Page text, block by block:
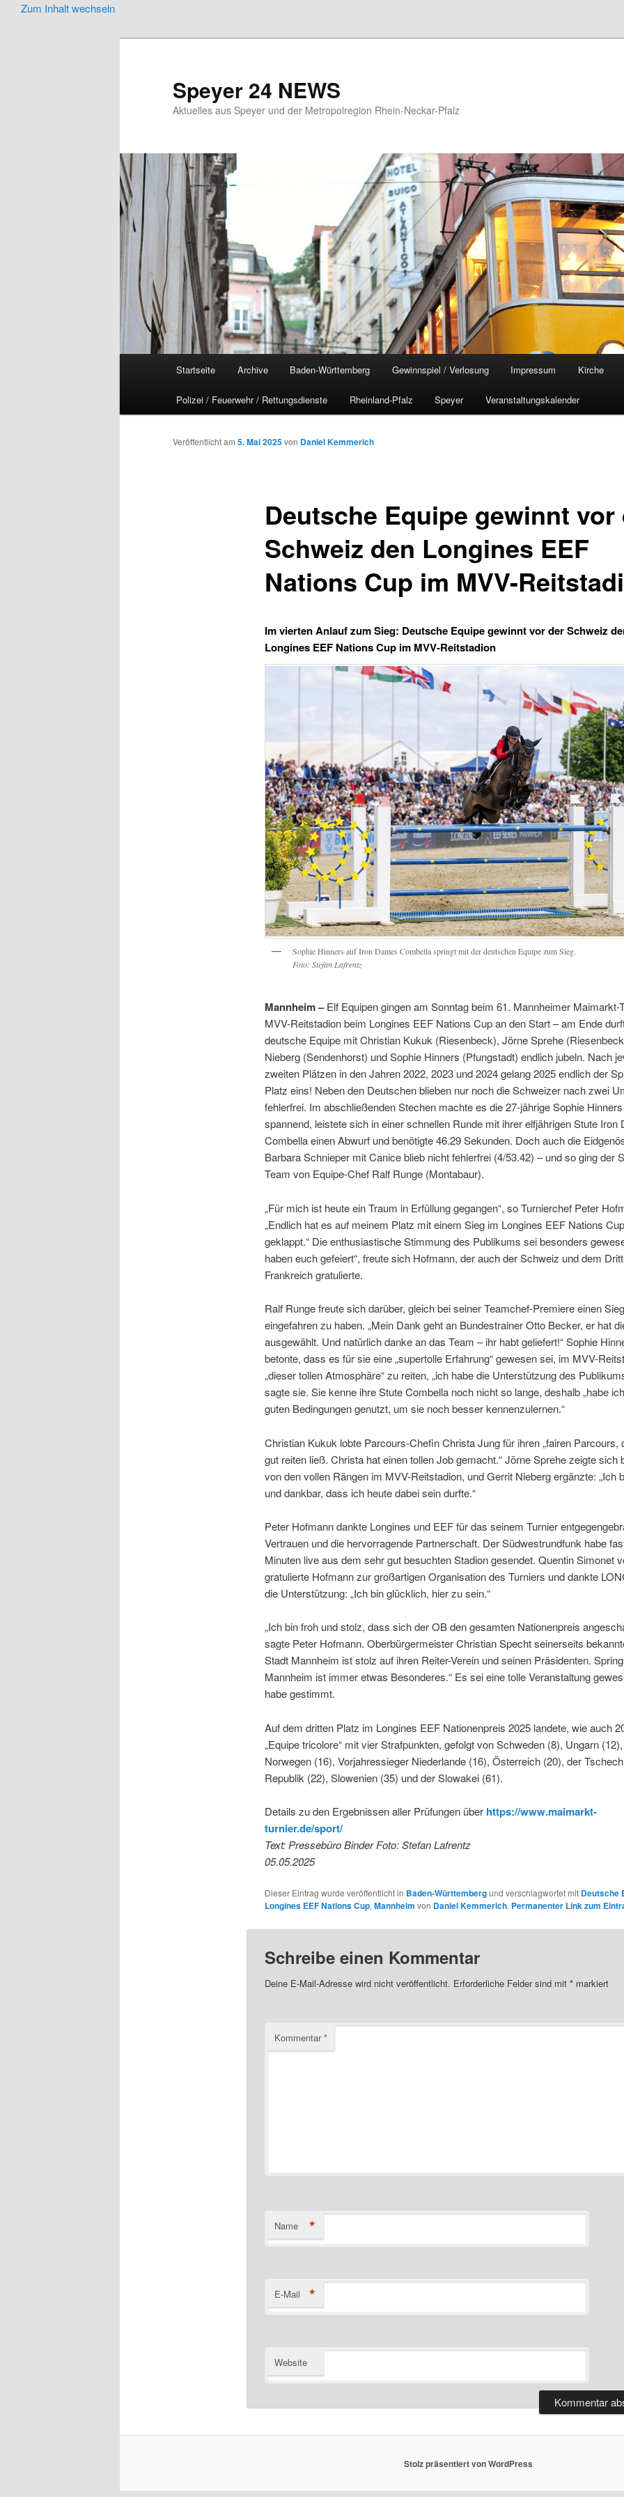
Zum Inhalt wechseln
Speyer 24 NEWS
Aktuelles aus Speyer und der Metropolregion Rhein-Neckar-Pfalz
Startseite Archive Baden-Württemberg Gewinnspiel / Verlosung Impressum Kirche
Polizei / Feuerwehr / Rettungsdienste Rheinland-Pfalz Speyer Veranstaltungskalender
Deutsche Equipe gewinnt vor
Schweiz den Longines EEF
Nations Cup im MVV-
Veröffentlicht am 5. Mai 2025von Daniel Kemmerich
Im vierten Anlauf zum Sieg: Deutsche Equipe gewinnt vor der Schweiz
Longines EEF Nations Cup im MVV-Reitstadion
Sophie Hinners auf Iron Dames Combella springt mit der deutschen Equipe zum Sieg.
Foto: Stefan Lafrentz
Mannheim –Elf Equipen gingen am Sonntag beim 61. Mannheimer Maimarkt-
MVV-Reitstadion beim Longines EEF Nations Cup an den Start – am Ende
deutsche Equipe mit Christian Kukuk (Riesenbeck), Jörne Sprehe
Nieberg (Sendenhorst) und Sophie Hinners (Pfungstadt) endlich jubeln. Nach
zweiten Plätzen in den Jahren 2022, 2023 und 2024 gelang 2025 endlich der
Platz eins! Neben den Deutschen blieben nur noch die Schweizer nach zwei
fehlerfrei. Im abschließenden Stechen machte es die 27-jährige Sophie Hinners
spannend, leistete sich in einer schnellen Runde mit ihrer elfjährigen Stute Iron
Combella einen Abwurf und benötigte 46.29 Sekunden. Doch auch die
Barbara Schnieper mit Canice blieb nicht fehlerfrei (4/53.42) – und so ging der
Team von Equipe-Chef Ralf Runge (Montabaur).
„Für mich ist heute ein Traum in Erfüllung gegangen“, so Turnierchef Peter
„Endlich hat es auf meinem Platz mit einem Sieg im Longines EEF Nations Cup
geklappt.“ Die enthusiastische Stimmung des Publikums sei besonders
haben euch gefeiert“, freute sich Hofmann, der auch der Schweiz und dem
Frankreich gratulierte.
Ralf Runge freute sich darüber, gleich bei seiner Teamchef-Premiere einen Sieg
eingefahren zu haben. „Mein Dank geht an Bundestrainer Otto Becker, er hat
ausgewählt. Und natürlich danke an das Team – ihr habt geliefert!“ Sophie
betonte, dass es für sie eine „supertolle Erfahrung“ gewesen sei, im MVV-
„dieser tollen Atmosphäre“ zu reiten, „ich habe die Unterstützung des
sagte sie. Sie kenne ihre Stute Combella noch nicht so lange, deshalb „habe
guten Bedingungen genutzt, um sie noch besser kennenzulernen.“
Christian Kukuk lobte Parcours-Chefin Christa Jung für ihren „fairen Parcours,
gut reiten ließ. Christa hat einen tollen Job gemacht.“ Jörne Sprehe zeigte sich
von den vollen Rängen im MVV-Reitstadion, und Gerrit Nieberg ergänzte: „Ich
und dankbar, dass ich heute dabei sein durfte.“
Peter Hofmann dankte Longines und EEF für das seinem Turnier
Vertrauen und die hervorragende Partnerschaft. Der Südwestrundfunk habe
Minuten live aus dem sehr gut besuchten Stadion gesendet. Quentin Simonet
gratulierte Hofmann zur großartigen Organisation des Turniers und dankte
die Unterstützung: „Ich bin glücklich, hier zu sein.“
„Ich bin froh und stolz, dass sich der OB den gesamten Nationenpreis
sagte Peter Hofmann. Oberbürgermeister Christian Specht seinerseits
Stadt Mannheim ist stolz auf ihren Reiter-Verein und seinen Präsidenten.
Mannheim ist immer etwas Besonderes.“ Es sei eine tolle Veranstaltung
habe gestimmt.
Auf dem dritten Platz im Longines EEF Nationenpreis 2025 landete, wie auch
„Equipe tricolore“ mit vier Strafpunkten, gefolgt von Schweden (8), Ungarn (12),
Norwegen (16), Vorjahressieger Niederlande (16), Österreich (20), der
Republik (22), Slowenien (35) und der Slowakei (61).
Details zu den Ergebnissen aller Prüfungen über https://www.maimarkt-
turnier.de/sport/
Text: Pressebüro Binder Foto: Stefan Lafrentz
05.05.2025
Dieser Eintrag wurde veröffentlicht in Baden-Württembergund verschlagwortet mit Deutsche
Longines EEF Nations Cup, Mannheim von Daniel Kemmerich. Permanenter Link zum
Schreibe einen Kommentar
Deine E-Mail-Adresse wird nicht veröffentlicht. Erforderliche Felder sind mit *markiert
Kommentar*
Name *
E-Mail *
Website
Stolz präsentiert von WordPress